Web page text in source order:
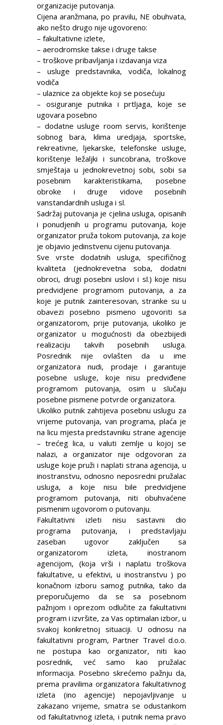
organizacije putovanja.
Cijena aranžmana, po pravilu, NE obuhvata,
ako nešto drugo nije ugovoreno:
– fakultativne izlete,
– aerodromske takse i druge takse
– troškove pribavljanja i izdavanja viza
– usluge predstavnika, vodiča, lokalnog
vodiča
– ulaznice za objekte koji se posećuju
– osiguranje putnika i prtljaga, koje se
ugovara posebno
– dodatne usluge room servis, korištenje
sobnog bara, klima uredjaja, sportske,
rekreativne, ljekarske, telefonske usluge,
korištenje ležaljki i suncobrana, troškove
smještaja u jednokrevetnoj sobi, sobi sa
posebnim karakteristikama, posebne
obroke i druge vidove posebnih
vanstandardnih usluga i sl.
Sadržaj putovanja je cjelina usluga, opisanih
i ponudjenih u programu putovanja, koje
organizator pruža tokom putovanja, za koje
je objavio jedinstvenu cijenu putovanja.
Sve vrste dodatnih usluga, specifičnog
kvaliteta (jednokrevetna soba, dodatni
obroci, drugi posebni uslovi i sl.) koje nisu
predvidjene programom putovanja, a za
koje je putnik zainteresovan, stranke su u
obavezi posebno pismeno ugovoriti sa
organizatorom, prije putovanja, ukoliko je
organizator u mogućnosti da obezbijedi
realizaciju takvih posebnih usluga.
Posrednik nije ovlašten da u ime
organizatora nudi, prodaje i garantuje
posebne usluge, koje nisu predviđene
programom putovanja, osim u slučaju
posebne pismene potvrde organizatora.
Ukoliko putnik zahtijeva posebnu uslugu za
vrijeme putovanja, van programa, plaća je
na licu mjesta predstavniku strane agencije
– trećeg lica, u valuti zemlje u kojoj se
nalazi, a organizator nije odgovoran za
usluge koje pruži i naplati strana agencija, u
inostranstvu, odnosno neposredni pružalac
usluga, a koje nisu bile predvidjene
programom putovanja, niti obuhvaćene
pismenim ugovorom o putovanju.
Fakultativni izleti nisu sastavni dio
programa putovanja, i predstavljaju
zaseban ugovor zaključen sa
organizatorom izleta, inostranom
agencijom, (koja vrši i naplatu troškova
fakultative, u efektivi, u inostranstvu ) po
konačnom izboru samog putnika, tako da
preporučujemo da se sa posebnom
pažnjom i oprezom odlučite za fakultativni
program i izvršite, za Vas optimalan izbor, u
svakoj konkretnoj situaciji. U odnosu na
fakultativni program, Partner Travel d.o.o.
ne postupa kao organizator, niti kao
posrednik, već samo kao pružalac
informacija. Posebno skrećemo pažnju da,
prema pravilima organizatora fakultativnog
izleta (ino agencije) nepojavljivanje u
zakazano vrijeme, smatra se odustankom
od fakultativnog izleta, i putnik nema pravo